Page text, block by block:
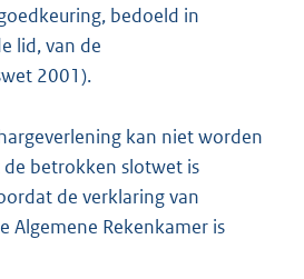
bedoeld in
lid, van de
2001).
kan niet worden
betrokken slotwet is
de verklaring van
Algemene Rekenkamer is